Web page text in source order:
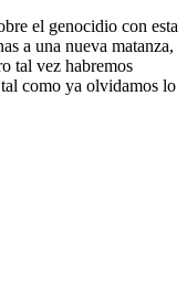
el genocidio con esta
a una nueva matanza,
tal vez habremos
como ya olvidamos lo